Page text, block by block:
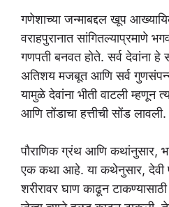
गणेशाच्या जन्माबद्दल खूप
वराहपुरानात सांगितल्याप्रमाणे
गणपती बनवत होते. सर्व देवांना
अतिशय मजबूत आणि सर्व
यामुळे देवांना भीती वाटली म्हणून
आणि तोंडाचा हत्तीची सोंड लावली.
पौराणिक ग्रंथ आणि कथांनुसार,
एक कथा आहे. या कथेनुसार, देवी
शरीरावर घाण काढून